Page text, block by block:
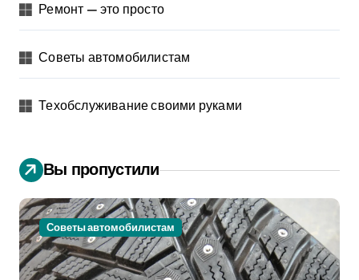
Ремонт — это просто
Советы автомобилистам
Техобслуживание своими руками
Вы пропустили
Советы автомобилистам